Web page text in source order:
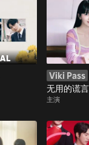
Viki Pass
无用的谎言
主演